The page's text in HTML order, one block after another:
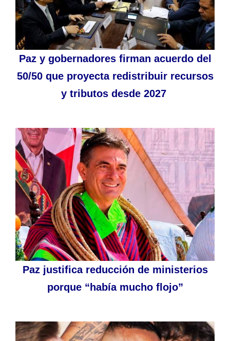
Paz y gobernadores firman acuerdo del
50/50 que proyecta redistribuir recursos
y tributos desde 2027
Paz justifica reducción de ministerios
porque “había mucho flojo”